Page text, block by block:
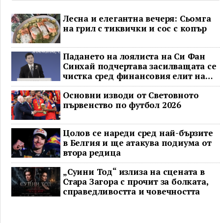
Лесна и елегантна вечеря: Сьомга
на грил с тиквички и сос с копър
Падането на лоялиста на Си Фан
Синхай подчертава засилващата се
чистка сред финансовия елит на
Китай
Основни изводи от Световното
първенство по футбол 2026
Цолов се нареди сред най-бързите
в Белгия и ще атакува подиума от
втора редица
„Суини Тод“ излиза на сцената в
Стара Загора с прочит за болката,
справедливостта и човечността